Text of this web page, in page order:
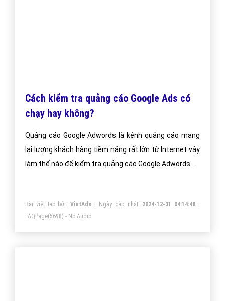
Cách kiểm tra quảng cáo Google Ads có
chạy hay không?
Quảng cáo Google Adwords là kênh quảng cáo mang
lại lượng khách hàng tiềm năng rất lớn từ Internet vậy
làm thế nào để kiểm tra quảng cáo Google Adwords có
Bài viết tạo bởi:VietAds | Ngày cập nhật: 2024-12-31 04:14:48
FAQPage(5698) - No Audio